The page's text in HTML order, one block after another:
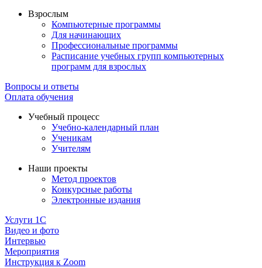
Взрослым
Компьютерные программы
Для начинающих
Профессиональные программы
Расписание учебных групп компьютерных
программ для взрослых
Вопросы и ответы
Оплата обучения
Учебный процесс
Учебно-календарный план
Ученикам
Учителям
Наши проекты
Метод проектов
Конкурсные работы
Электронные издания
Услуги 1C
Видео и фото
Интервью
Мероприятия
Инструкция к Zoom